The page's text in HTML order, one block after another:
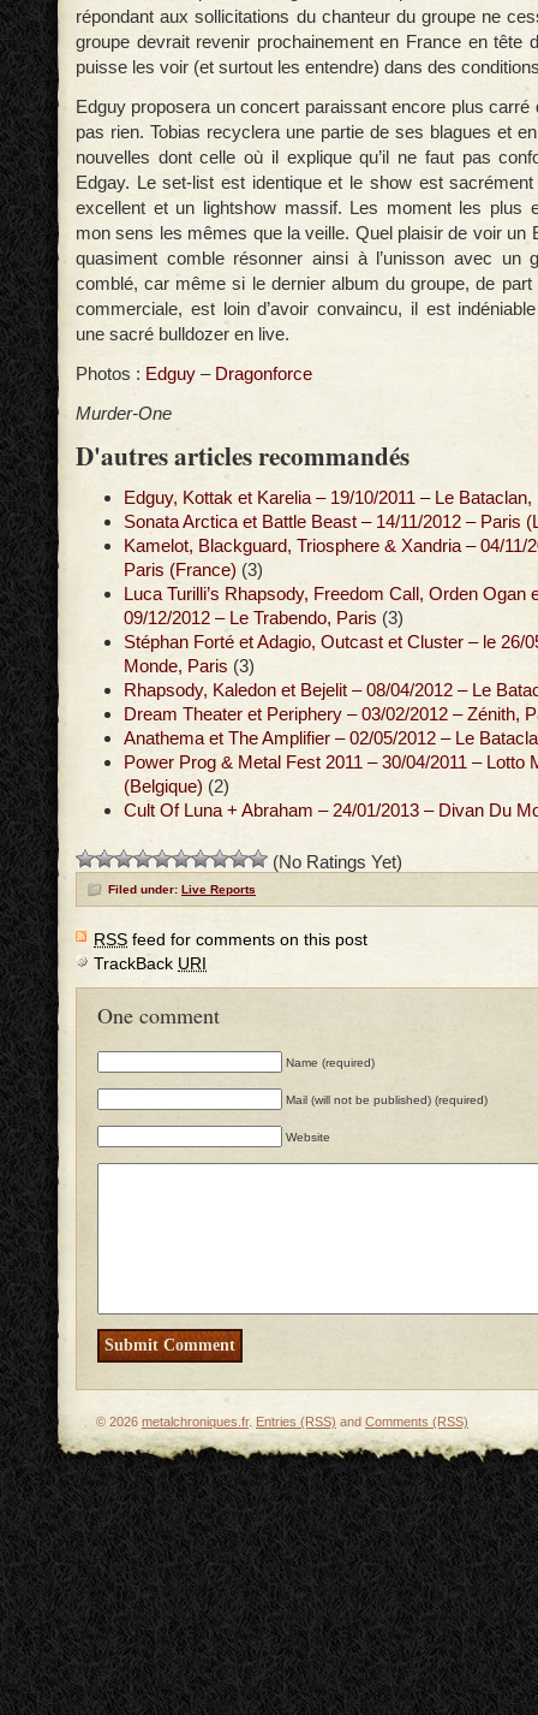
répondant aux sollicitations du chanteur du groupe ne
groupe devrait revenir prochainement en France en tête
puisse les voir (et surtout les entendre) dans des
Edguy proposera un concert paraissant encore plus carré
pas rien. Tobias recyclera une partie de ses blagues et
nouvelles dont celle où il explique qu’il ne faut pas
Edgay. Le set-list est identique et le show est
excellent et un lightshow massif. Les moment les plus
mon sens les mêmes que la veille. Quel plaisir de voir un
quasiment comble résonner ainsi à l’unisson avec un
comblé, car même si le dernier album du groupe, de part
commerciale, est loin d’avoir convaincu, il est
une sacré bulldozer en live.
Photos : Edguy – Dragonforce
Murder-One
D'autres articles recommandés
Edguy, Kottak et Karelia – 19/10/2011 – Le Bataclan,
Sonata Arctica et Battle Beast – 14/11/2012 – Paris
Kamelot, Blackguard, Triosphere & Xandria – 04/11/
Paris (France) (3)
Luca Turilli’s Rhapsody, Freedom Call, Orden Ogan
09/12/2012 – Le Trabendo, Paris (3)
Stéphan Forté et Adagio, Outcast et Cluster – le 26/
Monde, Paris (3)
Rhapsody, Kaledon et Bejelit – 08/04/2012 – Le
Dream Theater et Periphery – 03/02/2012 – Zénith,
Anathema et The Amplifier – 02/05/2012 – Le
Power Prog & Metal Fest 2011 – 30/04/2011 – Lotto
(Belgique) (2)
Cult Of Luna + Abraham – 24/01/2013 – Divan Du
(No Ratings Yet)
Filed under: Live Reports
RSS feed for comments on this post
TrackBack URI
One comment
Name (required)
Mail (will not be published) (required)
Website
© 2026 metalchroniques.fr. Entries (RSS) and Comments (RSS)